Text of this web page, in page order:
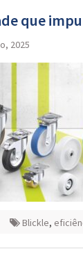
que
2025
Blickle,